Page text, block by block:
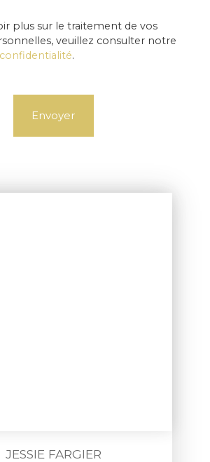
plus sur le traitement de vos
veuillez consulter notre
.
Envoyer
JESSIE FARGIER